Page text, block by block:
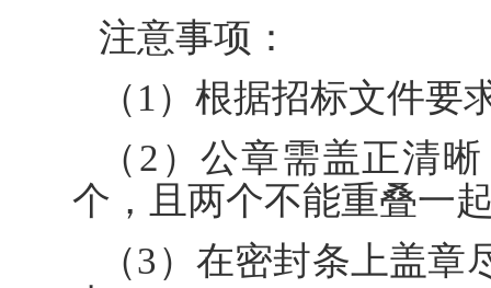
注意事项：
（1）根据招标文件要
（2）公章需盖正清
个，且两个不能重叠一
（3）在密封条上盖